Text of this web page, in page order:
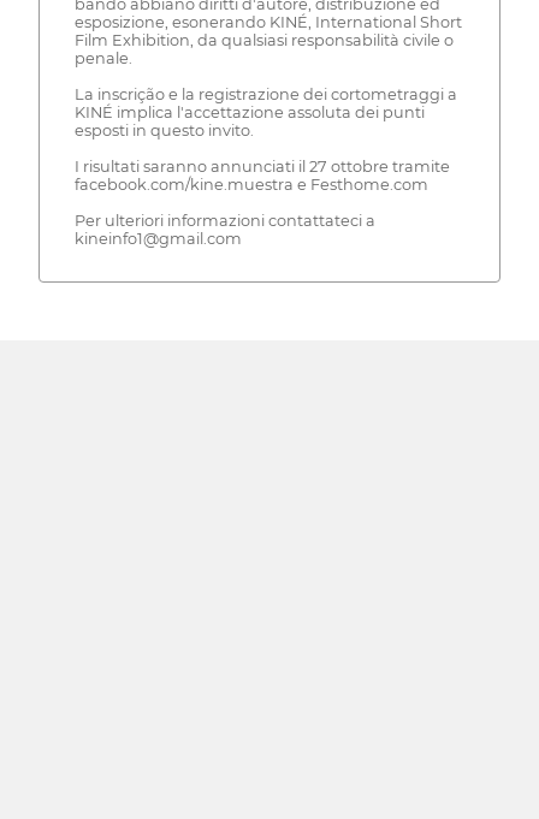
bando abbiano diritti d'autore, distribuzione ed
esposizione, esonerando KINÉ, International Short
Film Exhibition, da qualsiasi responsabilità civile o
penale.
La inscrição e la registrazione dei cortometraggi a
KINÉ implica l'accettazione assoluta dei punti
esposti in questo invito.
I risultati saranno annunciati il 27 ottobre tramite
facebook.com/kine.muestra e Festhome.com
Per ulteriori informazioni contattateci a
kineinfo1@gmail.com